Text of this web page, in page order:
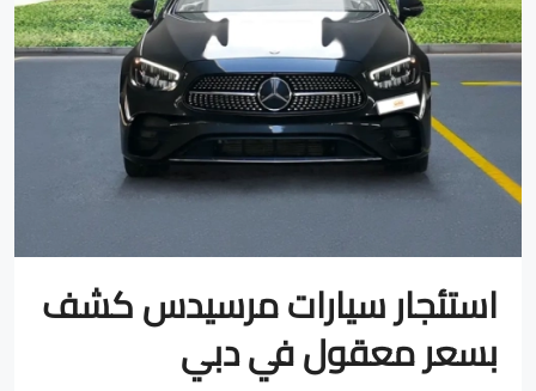
استئجار سيارات مرسيدس كشف
بسعر معقول في دبي